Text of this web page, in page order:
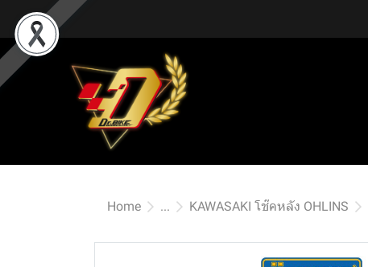
Home ... KAWASAKI โช๊คหลัง OHLINS